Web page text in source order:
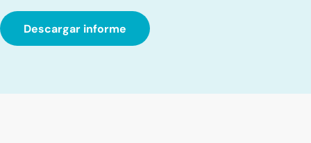
Descargar informe